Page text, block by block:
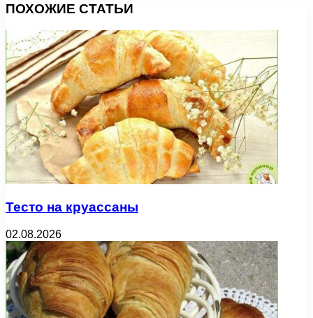
ПОХОЖИЕ СТАТЬИ
Тесто на круассаны
02.08.2026